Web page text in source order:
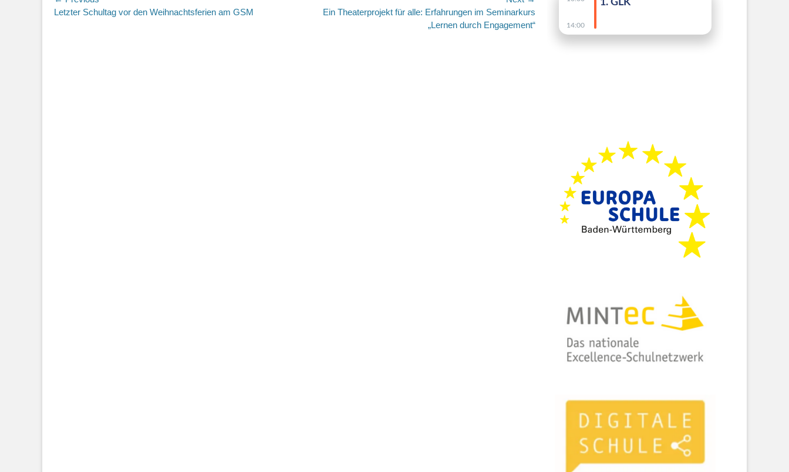
Previous
Letzter Schultag vor den Weihnachtsferien am GSM
Ein Theaterprojekt für alle: Erfahrungen im Seminarkurs
„Lernen durch Engagement“